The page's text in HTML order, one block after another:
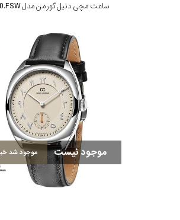
ساعت مچی دنیل گورمن مدل DG9520.FSW
موجود نیست موجود شد